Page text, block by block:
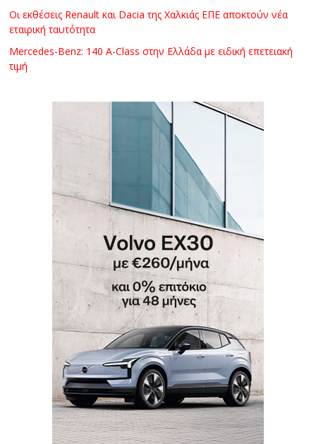
O
R
Οι εκθέσεις Renault και Dacia της Χαλκιάς ΕΠΕ αποκτούν νέα
εταιρική ταυτότητα
Mercedes-Benz: 140 A-Class στην Ελλάδα με ειδική επετειακή
τιμή